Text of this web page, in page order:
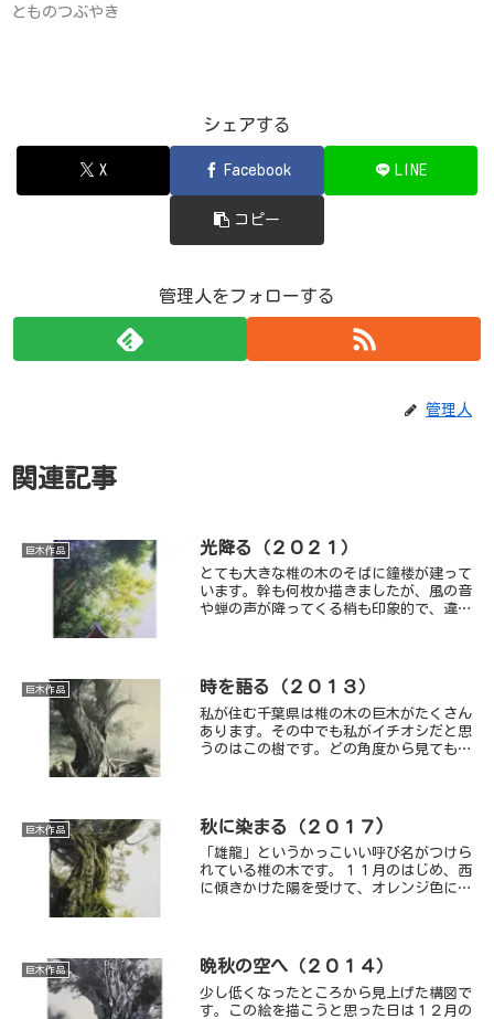
とものつぶやき
シェアする
X Facebook LINE
コピー
管理人をフォローする
管理人
関連記事
巨木作品 光降る（２０２１）
とても大きな椎の木のそばに鐘楼が建って
います。幹も何枚か描きましたが、風の音
や蝉の声が降ってくる梢も印象的で、違う
巨木作品 時を語る（２０１３）
私が住む千葉県は椎の木の巨木がたくさん
あります。その中でも私がイチオシだと思
うのはこの樹です。どの角度から見ても違
描きました。道ばたに「千年の椎の木」と
小さな看板が出ています。(勝浦市 上植
野)
巨木作品 秋に染まる（２０１７)
「雄龍」というかっこいい呼び名がつけら
れている椎の木です。１１月のはじめ、西
に傾きかけた陽を受けて、オレンジ色に染
巨木作品 晩秋の空へ（２０１４）
少し低くなったところから見上げた構図で
す。この絵を描こうと思った日は１２月の